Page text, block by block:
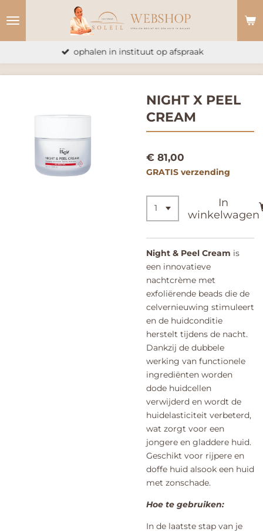
direct
hoofdinhoud
ophalen in instituut op afspraak
NIGHT X PEEL
CREAM
€ 81,00
GRATIS verzending
In
winkelwagen
Night & Peel Cream is
een innovatieve
nachtcrème met
exfoliërende beads die de
celvernieuwing stimuleert
en de huidconditie
herstelt tijdens de nacht.
Dankzij de dubbele
werking van functionele
ingrediënten worden
dode huidcellen
verwijderd en wordt de
huidelasticiteit verbeterd,
wat zorgt voor een
jongere en gladdere huid.
Geschikt voor rijpere en
doffe huid alsook een huid
met zonschade.
Hoe te gebruiken:
In de laatste stap van je